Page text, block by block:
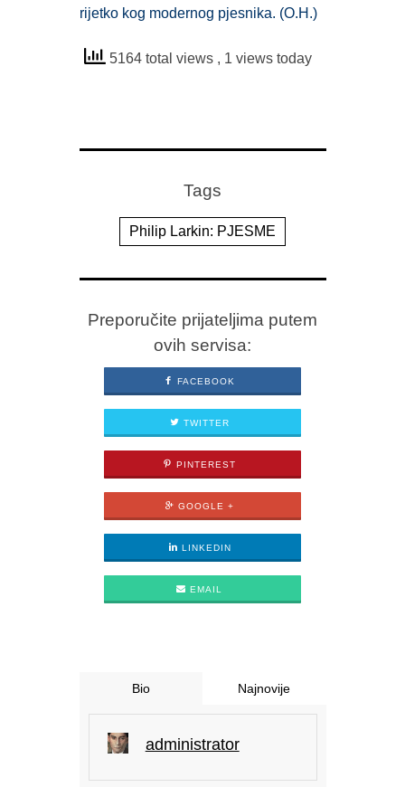
rijetko kog modernog pjesnika. (O.H.)
5164 total views , 1 views today
Tags
Philip Larkin: PJESME
Preporučite prijateljima putem
ovih servisa:
FACEBOOK
TWITTER
PINTEREST
GOOGLE +
LINKEDIN
EMAIL
Bio Najnovije
administrator